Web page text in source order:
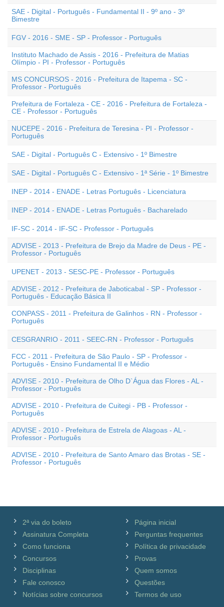
SAE - Digital - Português - Fundamental II - 9º ano - 3º
Bimestre
FGV - 2016 - SME - SP - Professor - Português
Instituto Machado de Assis - 2016 - Prefeitura de Matias
Olímpio - PI - Professor - Português
MS CONCURSOS - 2016 - Prefeitura de Itapema - SC -
Professor - Português
Prefeitura de Fortaleza - CE - 2016 - Prefeitura de Fortaleza -
CE - Professor - Português
NUCEPE - 2016 - Prefeitura de Teresina - PI - Professor -
Português
SAE - Digital - Português C - Extensivo - 1º Bimestre
SAE - Digital - Português C - Extensivo - 1ª Série - 1º Bimestre
INEP - 2014 - ENADE - Letras Português - Licenciatura
INEP - 2014 - ENADE - Letras Português - Bacharelado
IF-SC - 2014 - IF-SC - Professor - Português
ADVISE - 2013 - Prefeitura de Brejo da Madre de Deus - PE -
Professor - Português
UPENET - 2013 - SESC-PE - Professor - Português
ADVISE - 2012 - Prefeitura de Jaboticabal - SP - Professor -
Português - Educação Básica II
CONPASS - 2011 - Prefeitura de Galinhos - RN - Professor -
Português
CESGRANRIO - 2011 - SEEC-RN - Professor - Português
FCC - 2011 - Prefeitura de São Paulo - SP - Professor -
Português - Ensino Fundamental II e Médio
ADVISE - 2010 - Prefeitura de Olho D`Água das Flores - AL -
Professor - Português
ADVISE - 2010 - Prefeitura de Cuitegi - PB - Professor -
Português
ADVISE - 2010 - Prefeitura de Estrela de Alagoas - AL -
Professor - Português
ADVISE - 2010 - Prefeitura de Santo Amaro das Brotas - SE -
Professor - Português
2ª via do boleto
Assinatura Completa
Como funciona
Concursos
Disciplinas
Fale conosco
Notícias sobre concursos
Página inicial
Perguntas frequentes
Política de privacidade
Provas
Quem somos
Questões
Termos de uso